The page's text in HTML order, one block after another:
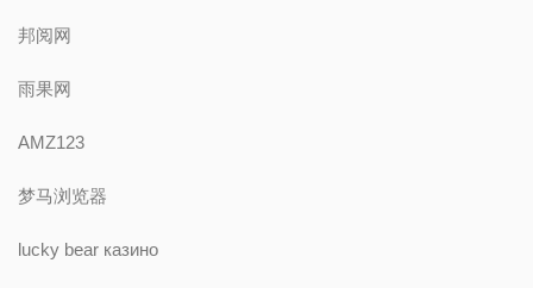
邦阅网
雨果网
AMZ123
梦马浏览器
lucky bear казино